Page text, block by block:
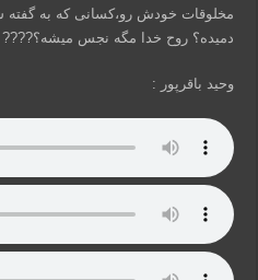
مخلوقات خودش رو،کسانی که به گفته
دمیده؟ روح خدا مگه نجس میشه؟????
وحید باقرپور :